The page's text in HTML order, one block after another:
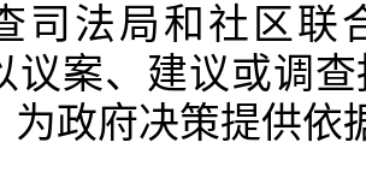
司法局和社区联
议案、建议或调
为政府决策提供依